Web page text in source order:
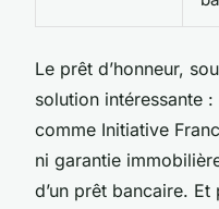
Le prêt d’honneur,
solution intéressante
comme Initiative
ni garantie
d’un prêt bancaire.